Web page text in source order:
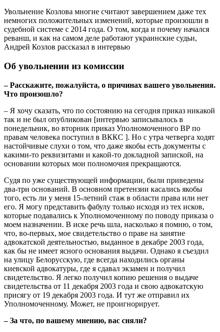
Увольнение Козлова многие считают завершением даже тех
немногих положительных изменений, которые произошли в
судебной системе с 2014 года. О том, когда и почему начался
реванш, и как на самом деле работают украинские судьи,
Андрей Козлов рассказал в интервью
Об увольнении из комиссии
– Расскажите, пожалуйста, о причинах вашего увольнения.
Что произошло?
– Я хочу сказать, что по состоянию на сегодня приказ никакой
так и не был опубликован [интервью записывалось в
понедельник, во вторник приказ Уполномоченного ВР по
правам человека поступил в ВККС ]. Но с утра четверга ходят
настойчивые слухи о том, что даже якобы есть документы с
какими-то реквизитами и какой-то докладной запиской, на
основании которых мои полномочия прекращаются.
Судя по уже существующей информации, были приведены
два-три оснований. В основном претензии касались якобы
того, есть ли у меня 15-летний стаж в области права или нет
его. Я могу представить фабулу только исходя из тех исков,
которые подавались к Уполномоченному по поводу приказа о
моем назначении. В иске речь шла, насколько я помню, о том,
что, во-первых, мое свидетельство о праве на занятие
адвокатской деятельностью, выданное в декабре 2003 года,
как бы не имеет ясного основания выдачи. Однако я съездил
на улицу Белорусскую, где всегда находились органы
киевской адвокатуры, где я сдавал экзамен и получил
свидетельство. Я легко получил копию решения о выдаче
свидетельства от 11 декабря 2003 года и свою адвокатскую
присягу от 19 декабря 2003 года. И тут же отправил их
Уполномоченному. Может, не проигнорирует.
– За что, по вашему мнению, вас сняли?